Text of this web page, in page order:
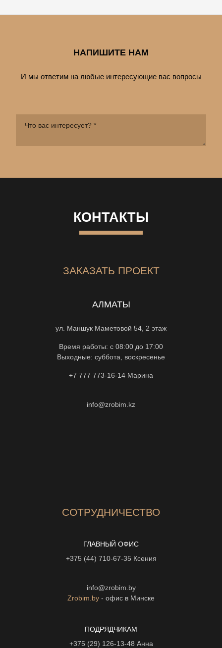
НАПИШИТЕ НАМ
И мы ответим на любые интересующие вас вопросы
КОНТАКТЫ
ЗАКАЗАТЬ ПРОЕКТ
АЛМАТЫ
ул. Маншук Маметовой 54, 2 этаж
Время работы: с 08:00 до 17:00
Выходные: суббота, воскресенье
+7 777 773-16-14 Марина
info@zrobim.kz
СОТРУДНИЧЕСТВО
ГЛАВНЫЙ ОФИС
+375 (44) 710-67-35 Ксения
info@zrobim.by
Zrobim.by - офис в Минске
ПОДРЯДЧИКАМ
+375 (29) 126-13-48 Анна